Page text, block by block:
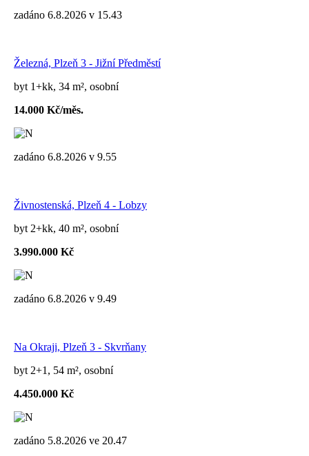
zadáno 6.8.2026 v 15.43
Železná, Plzeň 3 - Jižní Předměstí
byt 1+kk, 34 m², osobní
14.000 Kč/měs.
zadáno 6.8.2026 v 9.55
Živnostenská, Plzeň 4 - Lobzy
byt 2+kk, 40 m², osobní
3.990.000 Kč
zadáno 6.8.2026 v 9.49
Na Okraji, Plzeň 3 - Skvrňany
byt 2+1, 54 m², osobní
4.450.000 Kč
zadáno 5.8.2026 ve 20.47